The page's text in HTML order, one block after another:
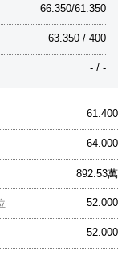
66.350/61.350
63.350 / 400
- / -
61.400
64.000
892.53萬
52.000
52.000